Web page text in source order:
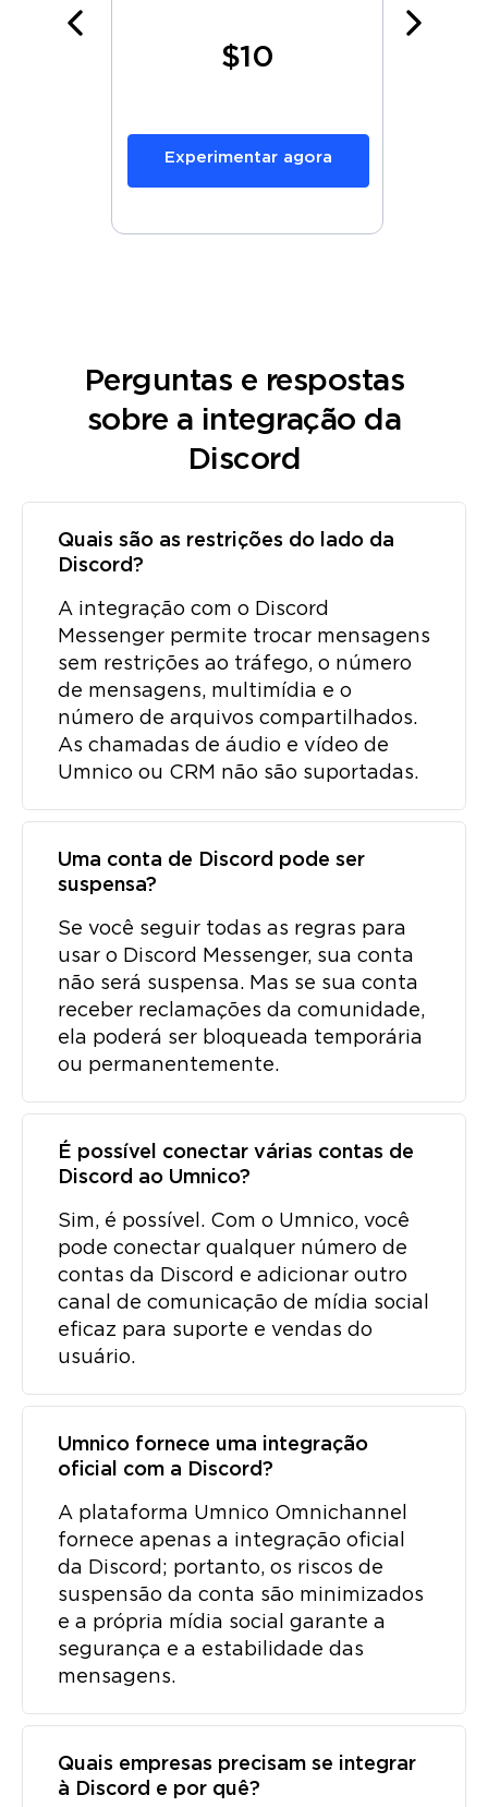
$10
Experimentar agora
Perguntas e respostas
sobre a integração da
Discord
Quais são as restrições do lado da
Discord?
A integração com o Discord
Messenger permite trocar mensagens
sem restrições ao tráfego, o número
de mensagens, multimídia e o
número de arquivos compartilhados.
As chamadas de áudio e vídeo de
Umnico ou CRM não são suportadas.
Uma conta de Discord pode ser
suspensa?
Se você seguir todas as regras para
usar o Discord Messenger, sua conta
não será suspensa. Mas se sua conta
receber reclamações da comunidade,
ela poderá ser bloqueada temporária
ou permanentemente.
É possível conectar várias contas de
Discord ao Umnico?
Sim, é possível. Com o Umnico, você
pode conectar qualquer número de
contas da Discord e adicionar outro
canal de comunicação de mídia social
eficaz para suporte e vendas do
usuário.
Umnico fornece uma integração
oficial com a Discord?
A plataforma Umnico Omnichannel
fornece apenas a integração oficial
da Discord; portanto, os riscos de
suspensão da conta são minimizados
e a própria mídia social garante a
segurança e a estabilidade das
mensagens.
Quais empresas precisam se integrar
à Discord e por quê?